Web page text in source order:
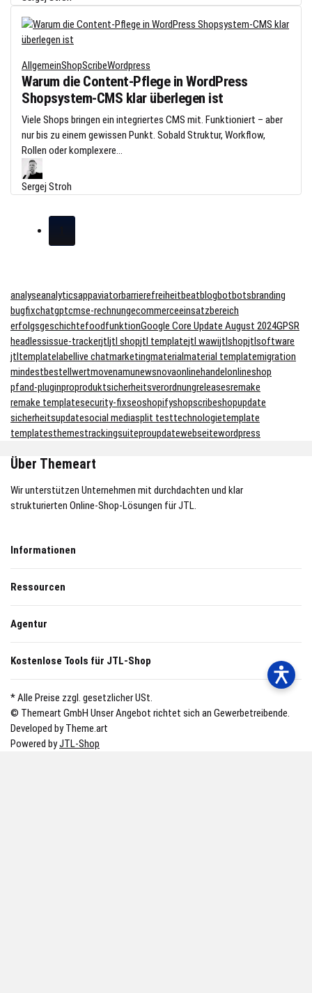
AllgemeinShopScribeWordpress
Warum die Content-Pflege in WordPress
Shopsystem-CMS klar überlegen ist
Viele Shops bringen ein integriertes CMS mit. Funktioniert – aber
nur bis zu einem gewissen Punkt. Sobald Struktur, Workflow,
Rollen oder komplexere...
Sergej Stroh
analyseanalyticsappaviatorbarrierefreiheitbeatblogbotbotsbranding
bugfixchatgptcmse-rechnungecommerceeinsatzbereich
erfolgsgeschichtefoodfunktionGoogle Core Update August 2024GPSR
headlessissue-trackerjtljtl shopjtl templatejtl wawijtlshopjtlsoftware
jtltemplatelabellive chatmarketingmaterialmaterial templatemigration
mindestbestellwertmovenamunewsnovaonlinehandelonlineshop
pfand-pluginproproduktsicherheitsverordnungreleasesremake
remake templatesecurity-fixseoshopifyshopscribeshopupdate
sicherheitsupdatesocial mediasplit testtechnologietemplate
templatesthemestrackingsuiteproupdatewebseitewordpress
Über Themeart
Wir unterstützen Unternehmen mit durchdachten und klar
strukturierten Online-Shop-Lösungen für JTL.
Informationen
Ressourcen
Agentur
Kostenlose Tools für JTL-Shop
* Alle Preise zzgl. gesetzlicher USt.
© Themeart GmbH Unser Angebot richtet sich an Gewerbetreibende.
Developed by Theme.art
Powered byJTL-Shop